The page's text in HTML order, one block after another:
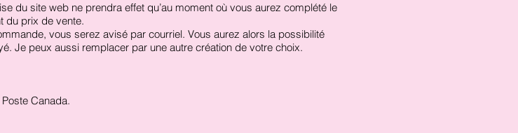
du site web ne prendra effet qu’au moment où vous aurez complété le
du prix de vente.
vous serez avisé par courriel. Vous aurez alors la possibilité
Je peux aussi remplacer par une autre création de votre choix.
Canada.